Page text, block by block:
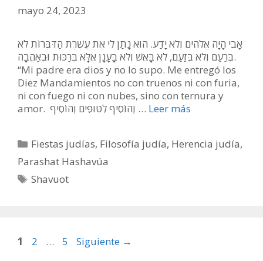
mayo 24, 2023
אָבִי הָיָה אֱלהִים וְלא יָדַע. הוּא נָתַן לִי אֶת עֲשֶׁרֶת הַדִּבְּרוֹת לא
בְּרַעַם וְלא בְּזַעַם, לא בָּאֵשׁ וְלא בָּעָנָן אֶלָּא בְּרַכּוּת וּבְאַהֲבָה.
“Mi padre era dios y no lo supo. Me entregó los
Diez Mandamientos no con truenos ni con furia,
ni con fuego ni con nubes, sino con ternura y
amor. וְהוֹסִיף לִטּוּפִים וְהוֹסִיף … Leer más
Categorías
Fiestas judías, Filosofía judía, Herencia judía,
Parashat Hashavúa
Etiquetas
Shavuot
Página
1 Página
2 … Página
5 Siguiente →